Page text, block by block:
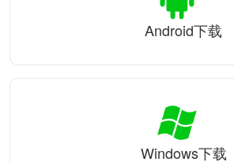
Android下载
Windows下载